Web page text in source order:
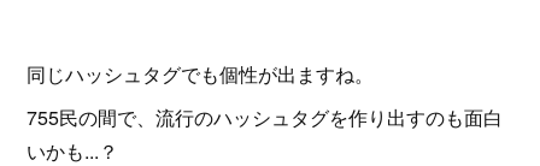
同じハッシュタグでも個性が出ますね。
755民の間で、流行のハッシュタグを作り出すのも面白
いかも...？